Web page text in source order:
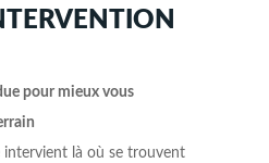
pour mieux vous
intervient là où se trouvent